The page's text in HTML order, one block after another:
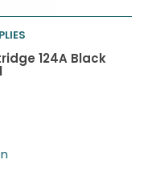
124A Black